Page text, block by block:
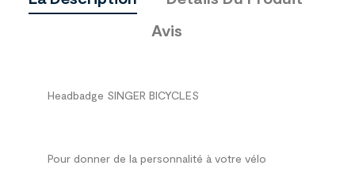
Avis
Headbadge SINGER BICYCLES
Pour donner de la personnalité à votre vélo